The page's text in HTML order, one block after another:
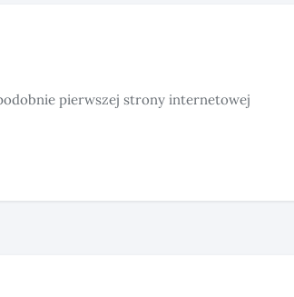
pierwszej strony internetowej